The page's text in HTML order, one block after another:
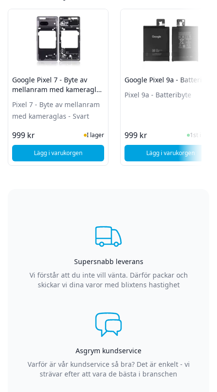
Google Pixel 7 - Byte av
mellanram med kameraglas
Pixel 7 - Byte av mellanram
med kameraglas - Svart
999 kr I Lager
I lager
Lägg i varukorgen, Google Pixel 7 - Byte av mellanram med kameraglas -
Google Pixel 9a - Batteribyte
Pixel 9a - Batteribyte
999 kr I Lager
1st i lager
Lägg i varukorgen
, Google Pixel
Supersnabb leverans
Vi förstår att du inte vill vänta. Därför packar och
skickar vi dina varor med blixtens hastighet
Asgrym kundservice
Varför är vår kundservice så bra? Det är enkelt - vi
strävar efter att vara de bästa i branschen